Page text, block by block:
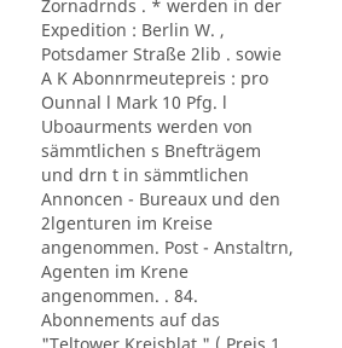
Zornadrnds . * werden in der
Expedition : Berlin W. ,
Potsdamer Straße 2lib . sowie
A K Abonnrmeutepreis : pro
Ounnal l Mark 10 Pfg. l
Uboaurments werden von
sämmtlichen s Bnefträgem
und drn t in sämmtlichen
Annoncen - Bureaux und den
2lgenturen im Kreise
angenommen. Post - Anstaltrn,
Agenten im Krene
angenommen. . 84.
Abonnements auf das
"Teltower Kreisblat " ( Preis 1